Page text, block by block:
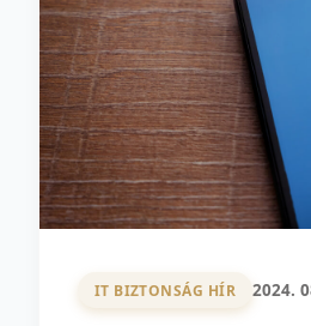
IT BIZTONSÁG HÍR 2024.